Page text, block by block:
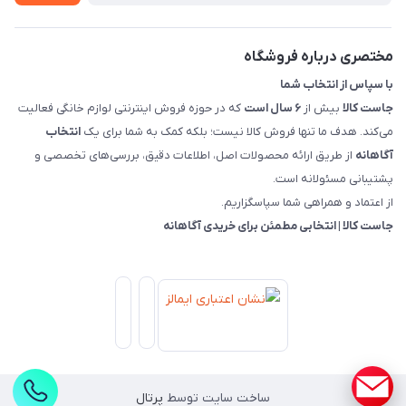
مختصری درباره فروشگاه
با سپاس از انتخاب شما
جاست کالا بیش از ۶ سال است
که در حوزه فروش اینترنتی لوازم خانگی فعالیت
می‌کند. هدف ما تنها فروش کالا نیست؛ بلکه کمک به شما برای یک انتخاب
آگاهانه از طریق ارائه محصولات اصل، اطلاعات دقیق، بررسی‌های تخصصی و
پشتیبانی مسئولانه است.
از اعتماد و همراهی شما سپاسگزاریم.
جاست کالا | انتخابی مطمئن برای خریدی آگاهانه
ساخت سایت توسط پرتال